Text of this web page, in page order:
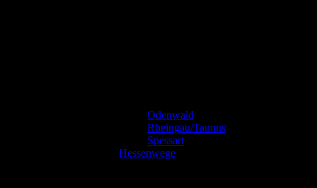
Odenwald
Rheingau/Taunus
Spessart
Hessenwege